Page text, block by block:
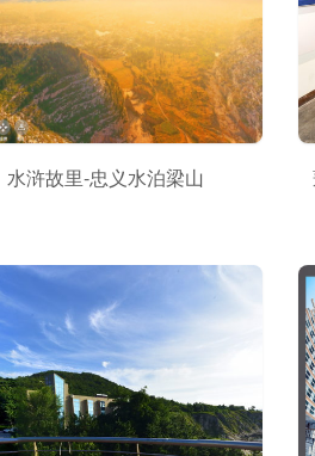
水浒故里-忠义水泊梁山